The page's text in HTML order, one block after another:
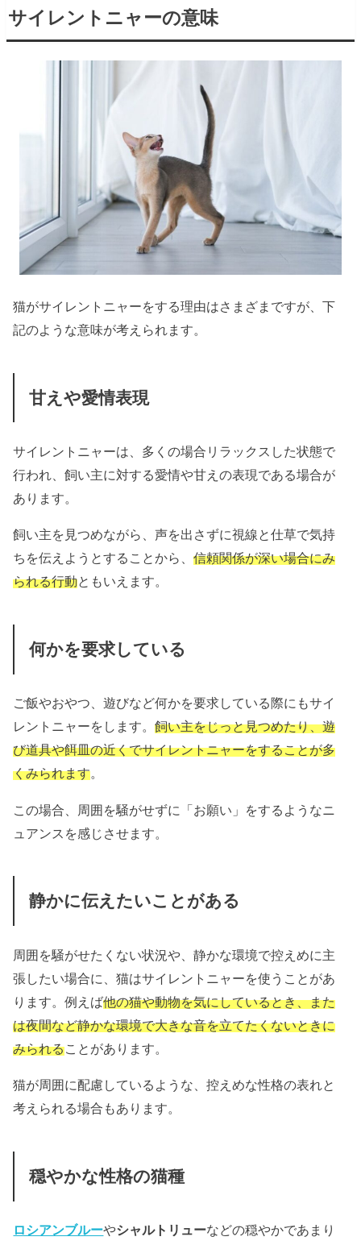
サイレントニャーの意味
猫がサイレントニャーをする理由はさまざまですが、下
記のような意味が考えられます。
甘えや愛情表現
サイレントニャーは、多くの場合リラックスした状態で
行われ、飼い主に対する愛情や甘えの表現である場合が
あります。
飼い主を見つめながら、声を出さずに視線と仕草で気持
ちを伝えようとすることから、信頼関係が深い場合にみ
られる行動ともいえます。
何かを要求している
ご飯やおやつ、遊びなど何かを要求している際にもサイ
レントニャーをします。飼い主をじっと見つめたり、遊
び道具や餌皿の近くでサイレントニャーをすることが多
くみられます。
この場合、周囲を騒がせずに「お願い」をするようなニ
ュアンスを感じさせます。
静かに伝えたいことがある
周囲を騒がせたくない状況や、静かな環境で控えめに主
張したい場合に、猫はサイレントニャーを使うことがあ
ります。例えば他の猫や動物を気にしているとき、また
は夜間など静かな環境で大きな音を立てたくないときに
みられることがあります。
猫が周囲に配慮しているような、控えめな性格の表れと
考えられる場合もあります。
穏やかな性格の猫種
ロシアンブルーやシャルトリューなどの穏やかであまり